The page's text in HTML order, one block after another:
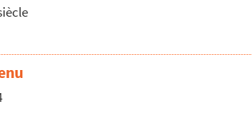
provincialis in provin...
»
Universitati stud...
in capitulo fratr...